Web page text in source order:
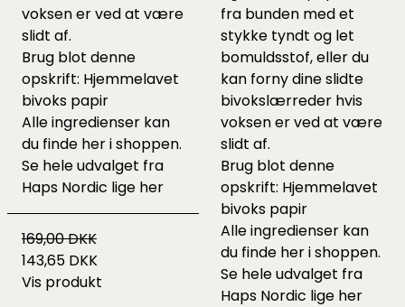
voksen er ved at være
slidt af.
Brug blot denne
opskrift: Hjemmelavet
bivoks papir
Alle ingredienser kan
du finde her i shoppen.
Se hele udvalget fra
Haps Nordic lige her
169,00 DKK
143,65 DKK
Vis produkt
fra bunden med et
stykke tyndt og let
bomuldsstof, eller du
kan forny dine slidte
bivokslærreder hvis
voksen er ved at være
slidt af.
Brug blot denne
opskrift: Hjemmelavet
bivoks papir
Alle ingredienser kan
du finde her i shoppen.
Se hele udvalget fra
Haps Nordic lige her